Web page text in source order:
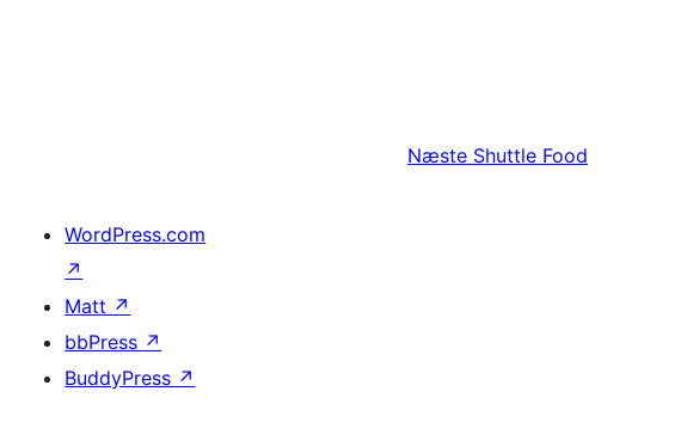
Næste Shuttle Food
WordPress.com
↗
Matt ↗
bbPress ↗
BuddyPress ↗